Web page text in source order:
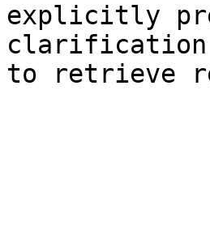
explicitly
clarification